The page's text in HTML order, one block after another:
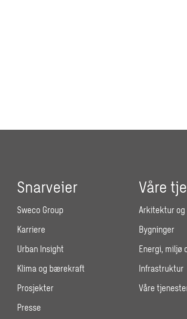
Snarveier
Sweco Group
Karriere
Urban Insight
Klima og bærekraft
Prosjekter
Presse
Våre
Arkitektur
Bygninger
Energi, miljø
Infrastruktur
Våre